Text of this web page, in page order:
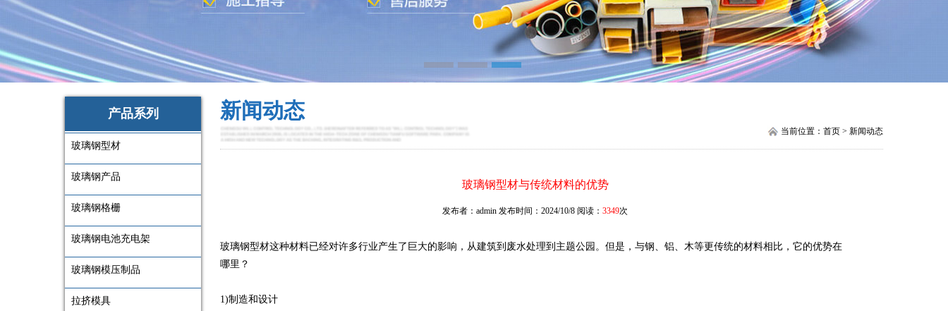
产品系列
玻璃钢型材
玻璃钢产品
玻璃钢格栅
玻璃钢电池充电架
玻璃钢模压制品
拉挤模具
新闻动态
当前位置：首页 > 新闻动态
玻璃钢型材与传统材料的优势
发布者：admin 发布时间：2024/10/8 阅读： 3349次
玻璃钢型材这种材料已经对许多行业产生了巨大的影响，从建筑到废水处理到主题公园。但是，与钢、铝、木等更传统的材料相比，它的优势在
哪里？
1)制造和设计